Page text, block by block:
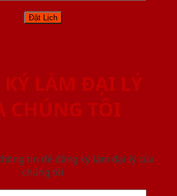
LÀM ĐẠI LÝ
CHÚNG TÔI
tin để đăng ký làm đại lý của
chúng tôi